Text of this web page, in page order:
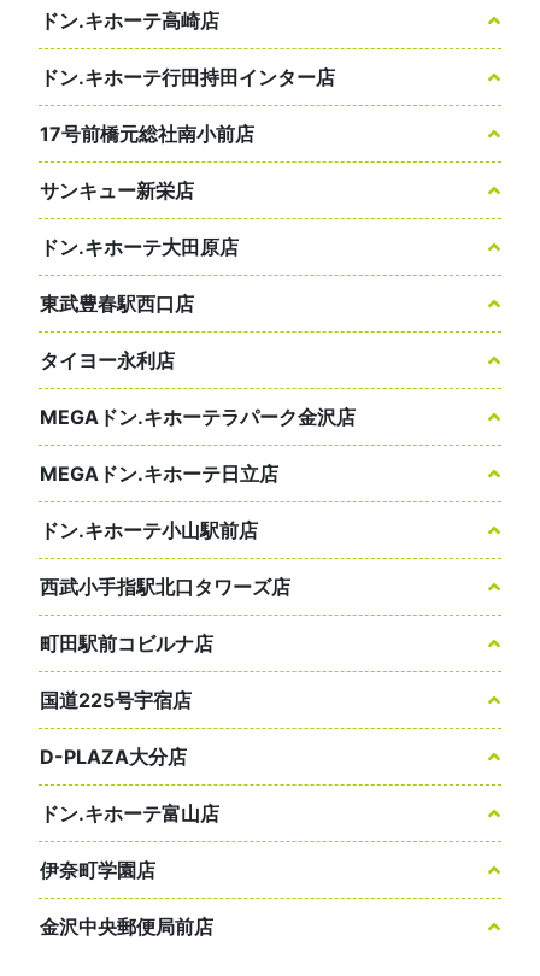
ドン.キホーテ高崎店
ドン.キホーテ行田持田インター店
17号前橋元総社南小前店
サンキュー新栄店
ドン.キホーテ大田原店
東武豊春駅西口店
タイヨー永利店
MEGAドン.キホーテラパーク金沢店
MEGAドン.キホーテ日立店
ドン.キホーテ小山駅前店
西武小手指駅北口タワーズ店
町田駅前コビルナ店
国道225号宇宿店
D-PLAZA大分店
ドン.キホーテ富山店
伊奈町学園店
金沢中央郵便局前店